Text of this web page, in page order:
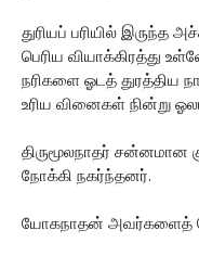
துரியப் பரியில் இருந்த
பெரிய வியாக்கிரத்து
நரிகளை ஓடத் துரத்திய
உரிய வினைகள் நின்று
திருமூலநாதர் சன்னமான
நோக்கி நகர்ந்தனர்.
யோகநாதன் அவர்களைத்